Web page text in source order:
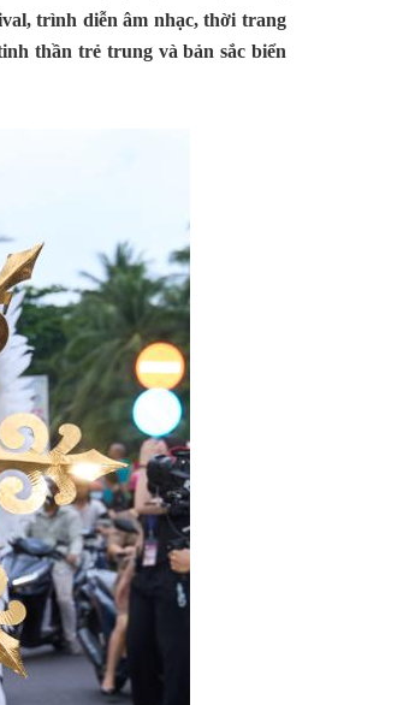
trình diễn âm nhạc, thời trang
thần trẻ trung và bản sắc biển